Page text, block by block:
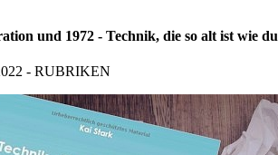
und 1972 - Technik, die so alt ist wie du
- RUBRIKEN